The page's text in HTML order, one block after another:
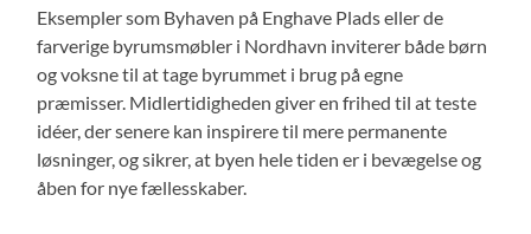
Eksempler som Byhaven på Enghave Plads eller de
farverige byrumsmøbler i Nordhavn inviterer både børn
og voksne til at tage byrummet i brug på egne
præmisser. Midlertidigheden giver en frihed til at teste
idéer, der senere kan inspirere til mere permanente
løsninger, og sikrer, at byen hele tiden er i bevægelse og
åben for nye fællesskaber.